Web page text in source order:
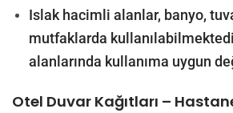
Islak hacimli alanlar, banyo,
mutfaklarda
alanlarında kullanıma uygun
Otel Duvar Kağıtları –